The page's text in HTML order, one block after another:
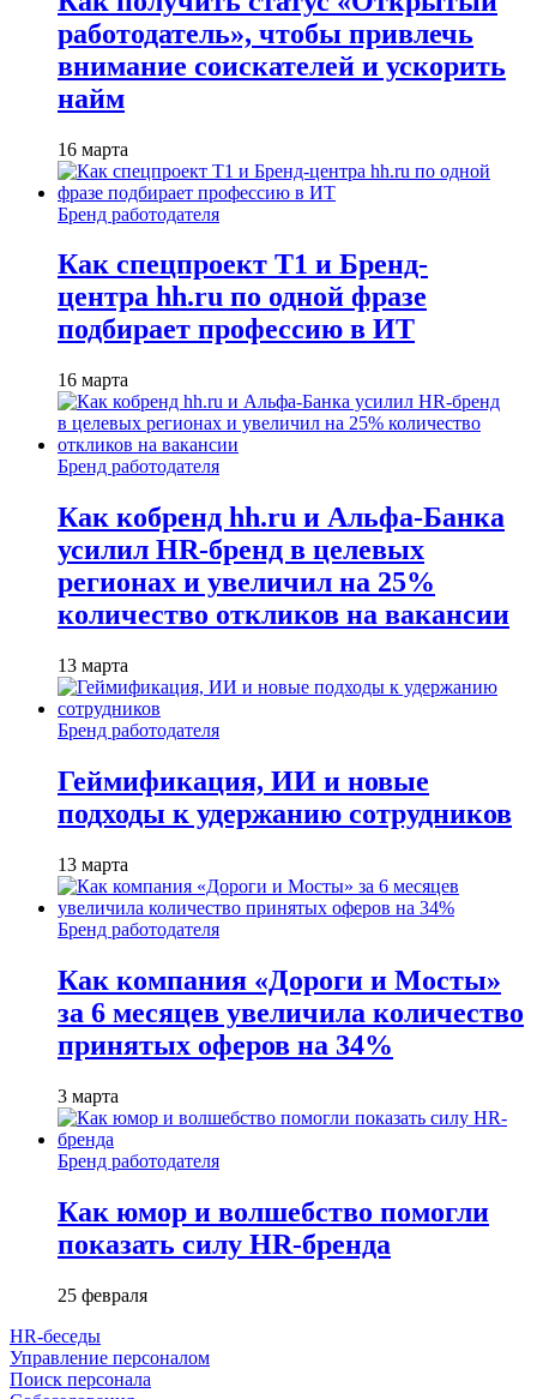
работодатель», чтобы привлечь
внимание соискателей и ускорить
найм
16 марта
Бренд работодателя
Как спецпроект T1 и Бренд-
центра hh.ru по одной фразе
подбирает профессию в ИТ
16 марта
Бренд работодателя
Как кобренд hh.ru и Альфа-Банка
усилил HR-бренд в целевых
регионах и увеличил на 25%
количество откликов на вакансии
13 марта
Бренд работодателя
Геймификация, ИИ и новые
подходы к удержанию сотрудников
13 марта
Бренд работодателя
Как компания «Дороги и Мосты»
за 6 месяцев увеличила количество
принятых оферов на 34%
3 марта
Бренд работодателя
Как юмор и волшебство помогли
показать силу HR-бренда
25 февраля
HR-беседы
Управление персоналом
Поиск персонала